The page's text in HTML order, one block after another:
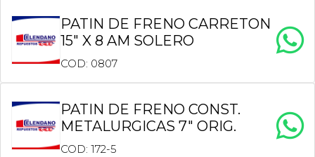
PATIN DE FRENO CARRETON
15″ X 8 AM SOLERO
COD: 0807
PATIN DE FRENO CONST.
METALURGICAS 7″ ORIG.
COD: 172-5